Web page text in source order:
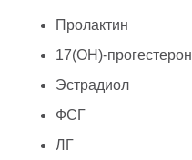
Пролактин
17(ОН)-прогестерон
Эстрадиол
ФСГ
ЛГ